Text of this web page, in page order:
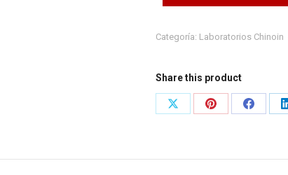
Categoría: Laboratorios Chinoin
Share this product
Share
Share
Share